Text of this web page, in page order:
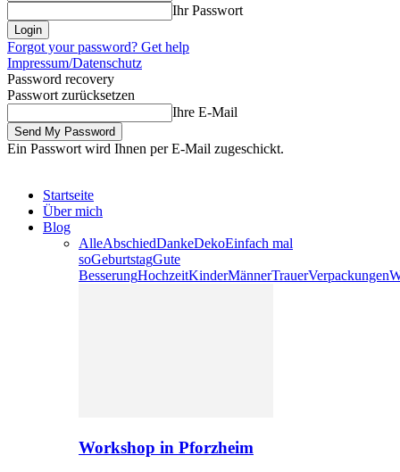
Ihr Passwort
Forgot your password? Get help
Impressum/Datenschutz
Password recovery
Passwort zurücksetzen
Ihre E-Mail
Ein Passwort wird Ihnen per E-Mail zugeschickt.
Startseite
Über mich
Blog
AlleAbschiedDankeDekoEinfach mal
soGeburtstagGute
BesserungHochzeitKinderMännerTrauerVerpackungen
Workshop in Pforzheim